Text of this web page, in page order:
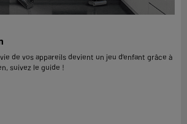
de vos appareils devient un jeu d’enfant grâce à
suivez le guide !